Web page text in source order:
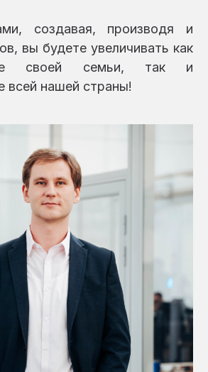
создавая, производя и
вы будете увеличивать как
своей семьи, так и
всей нашей страны!